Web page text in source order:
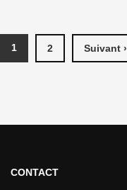
1 2 Suivant ›
CONTACT